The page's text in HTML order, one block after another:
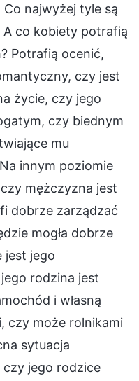
najwyżej tyle są
co kobiety potrafią
Potrafią ocenić,
czy jest
życie, czy jego
czy biednym
mu
innym poziomie
mężczyzna jest
dobrze zarządzać
mogła dobrze
jest jego
rodzina jest
i własną
czy może rolnikami
sytuacja
jego rodzice